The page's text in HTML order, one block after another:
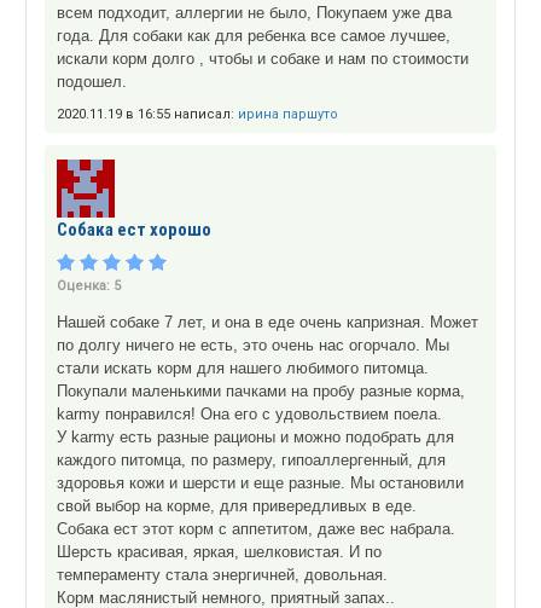
всем подходит, аллергии не было, Покупаем уже два
года. Для собаки как для ребенка все самое лучшее,
искали корм долго , чтобы и собаке и нам по стоимости
подошел.
2020.11.19 в 16:55 написал: ирина паршуто
Собака ест хорошо
Оценка: 5
Нашей собаке 7 лет, и она в еде очень капризная. Может
по долгу ничего не есть, это очень нас огорчало. Мы
стали искать корм для нашего любимого питомца.
Покупали маленькими пачками на пробу разные корма,
karmy понравился! Она его с удовольствием поела.
У karmy есть разные рационы и можно подобрать для
каждого питомца, по размеру, гипоаллергенный, для
здоровья кожи и шерсти и еще разные. Мы остановили
свой выбор на корме, для привередливых в еде.
Собака ест этот корм с аппетитом, даже вес набрала.
Шерсть красивая, яркая, шелковистая. И по
темпераменту стала энергичней, довольная.
Корм маслянистый немного, приятный запах..